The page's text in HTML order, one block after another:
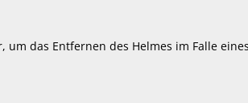
das Entfernen des Helmes im Falle